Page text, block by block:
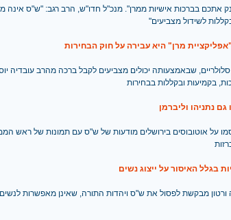
בברכות אישיות ממרן". מנכ"ל חדו"ש, הרב רגב: "ש"ס אינה
לשידול מצביעים"
מרן" היא עבירה על חוק הבחירות
שבאמצעותה יכולים מצביעים לקבל ברכה מהרב עובדיה
בקמיעות ובקללות בבחירות
נתניהו וליברמן
על אוטובוסים בירושלים מודעות של ש"ס עם תמונות של ראש
בגלל האיסור על ייצוג נשים
ורטון מבקשת לפסול את ש"ס ויהדות התורה, שאינן מאפשרות